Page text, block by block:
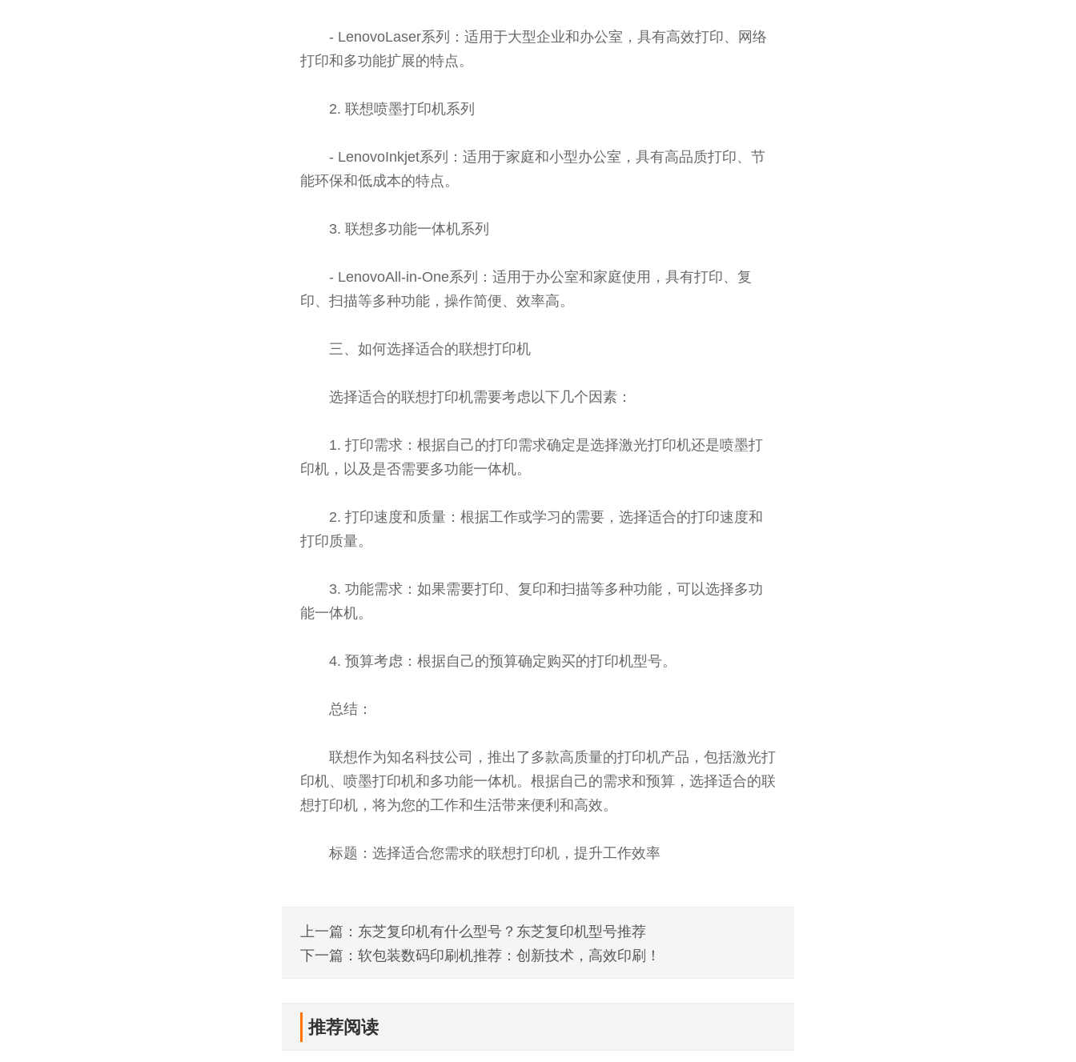
- LenovoLaser系列：适用于大型企业和办公室，具有高效打印、网络
打印和多功能扩展的特点。
2. 联想喷墨打印机系列
- LenovoInkjet系列：适用于家庭和小型办公室，具有高品质打印、节
能环保和低成本的特点。
3. 联想多功能一体机系列
- LenovoAll-in-One系列：适用于办公室和家庭使用，具有打印、复
印、扫描等多种功能，操作简便、效率高。
三、如何选择适合的联想打印机
选择适合的联想打印机需要考虑以下几个因素：
1. 打印需求：根据自己的打印需求确定是选择激光打印机还是喷墨打
印机，以及是否需要多功能一体机。
2. 打印速度和质量：根据工作或学习的需要，选择适合的打印速度和
打印质量。
3. 功能需求：如果需要打印、复印和扫描等多种功能，可以选择多功
能一体机。
4. 预算考虑：根据自己的预算确定购买的打印机型号。
总结：
联想作为知名科技公司，推出了多款高质量的打印机产品，包括激光打
印机、喷墨打印机和多功能一体机。根据自己的需求和预算，选择适合的联
想打印机，将为您的工作和生活带来便利和高效。
标题：选择适合您需求的联想打印机，提升工作效率
上一篇：东芝复印机有什么型号？东芝复印机型号推荐
下一篇：软包装数码印刷机推荐：创新技术，高效印刷！
推荐阅读